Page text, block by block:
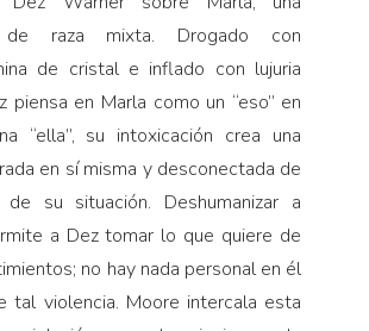
de raza mixta. Drogado con
de cristal e inflado con lujuria
piensa en Marla como un “eso” en
“ella”, su intoxicación crea una
en sí misma y desconectada de
su situación. Deshumanizar a
a Dez tomar lo que quiere de
no hay nada personal en él
tal violencia. Moore intercala esta